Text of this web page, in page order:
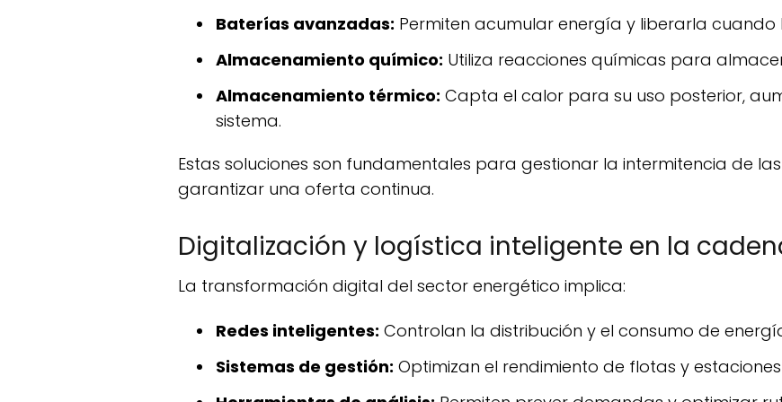
Baterías avanzadas: Permiten acumular energía y liberarla
Almacenamiento químico: Utiliza reacciones químicas para
Almacenamiento térmico: Capta el calor para su uso posterior,
sistema.
Estas soluciones son fundamentales para gestionar la intermitencia de las energías renovables y
garantizar una oferta continua.
Digitalización y logística inteligente en la
La transformación digital del sector energético implica:
Redes inteligentes: Controlan la distribución y el consumo de
Sistemas de gestión: Optimizan el rendimiento de flotas y